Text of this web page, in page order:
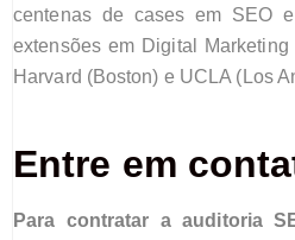
centenas de cases em SEO
extensões em Digital
Harvard (Boston) e UCLA (Los
Entre em
Para contratar a auditoria